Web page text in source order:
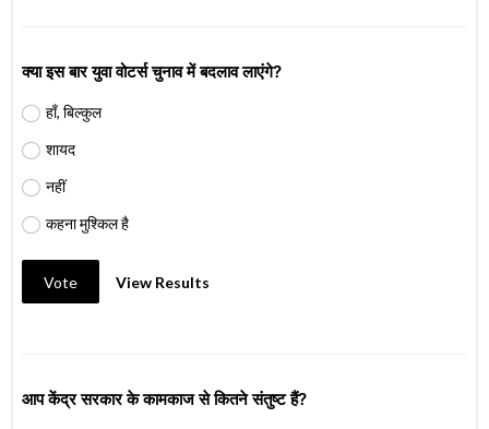
क्या इस बार युवा वोटर्स चुनाव में बदलाव लाएंगे?
हाँ, बिल्कुल
शायद
नहीं
कहना मुश्किल है
Vote View Results
आप केंद्र सरकार के कामकाज से कितने संतुष्ट हैं?